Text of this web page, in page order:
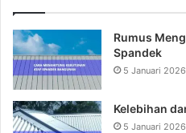
Rumus
Spandek
5 Januari 2026
Kelebihan
5 Januari 2026